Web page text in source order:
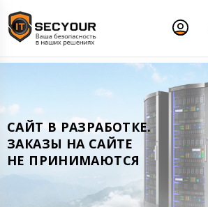
CАЙТ В РАЗРАБОТКЕ.
ЗАКАЗЫ НА САЙТЕ
НЕ ПРИНИМАЮТСЯ